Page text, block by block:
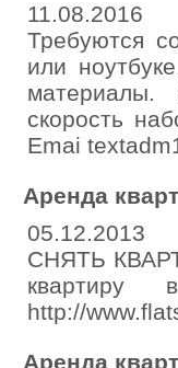
11.08.2016
Требуются
или
материалы.
скорость
Emai
Аренда
05.12.2013
СНЯТЬ
квартиру
http://
Аренда